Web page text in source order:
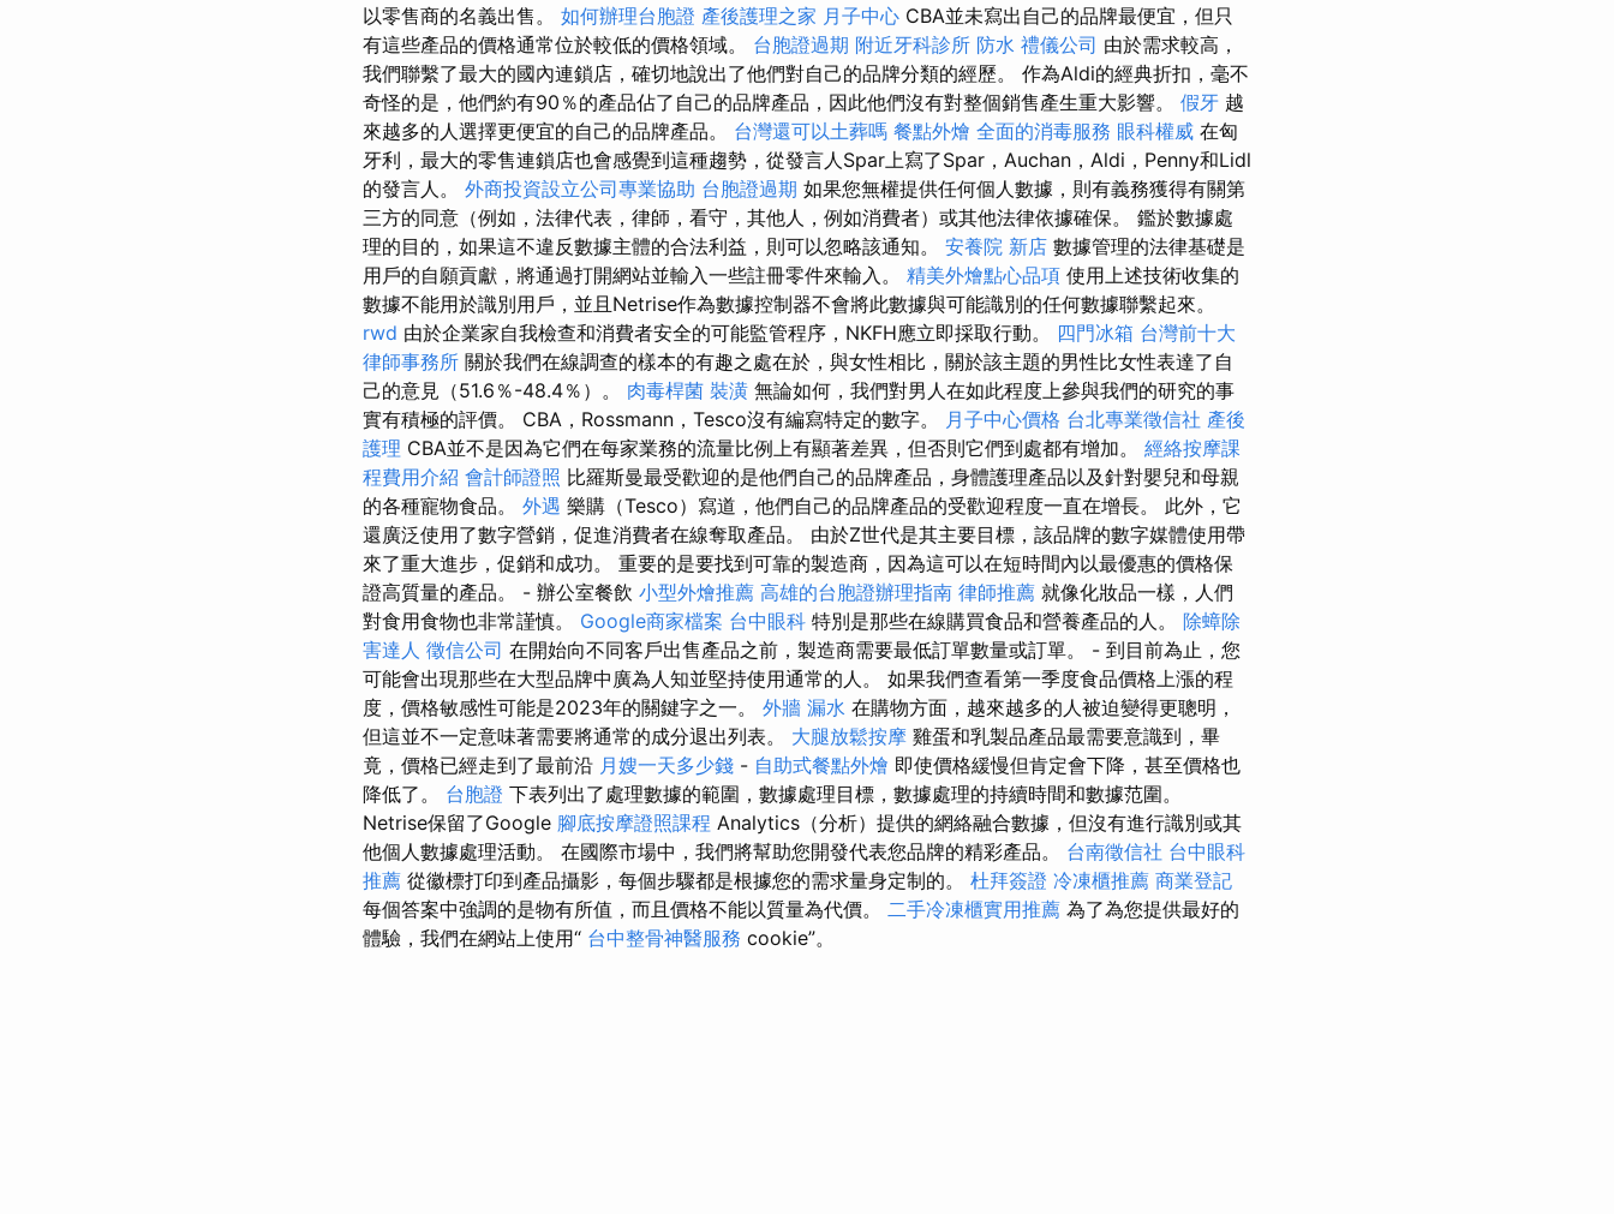
以零售商的名義出售。 如何辦理台胞證 產後護理之家 月子中心 CBA並未寫出自己的品牌最便宜，但只
有這些產品的價格通常位於較低的價格領域。 台胞證過期 附近牙科診所 防水 禮儀公司 由於需求較高，
我們聯繫了最大的國內連鎖店，確切地說出了他們對自己的品牌分類的經歷。 作為Aldi的經典折扣，毫不
奇怪的是，他們約有90％的產品佔了自己的品牌產品，因此他們沒有對整個銷售產生重大影響。 假牙 越
來越多的人選擇更便宜的自己的品牌產品。 台灣還可以土葬嗎 餐點外燴 全面的消毒服務 眼科權威 在匈
牙利，最大的零售連鎖店也會感覺到這種趨勢，從發言人Spar上寫了Spar，Auchan，Aldi，Penny和Lidl
的發言人。 外商投資設立公司專業協助 台胞證過期 如果您無權提供任何個人數據，則有義務獲得有關第
三方的同意（例如，法律代表，律師，看守，其他人，例如消費者）或其他法律依據確保。 鑑於數據處
理的目的，如果這不違反數據主體的合法利益，則可以忽略該通知。 安養院 新店 數據管理的法律基礎是
用戶的自願貢獻，將通過打開網站並輸入一些註冊零件來輸入。 精美外燴點心品項 使用上述技術收集的
數據不能用於識別用戶，並且Netrise作為數據控制器不會將此數據與可能識別的任何數據聯繫起來。
rwd 由於企業家自我檢查和消費者安全的可能監管程序，NKFH應立即採取行動。 四門冰箱 台灣前十大
律師事務所 關於我們在線調查的樣本的有趣之處在於，與女性相比，關於該主題的男性比女性表達了自
己的意見（51.6％-48.4％）。 肉毒桿菌 裝潢 無論如何，我們對男人在如此程度上參與我們的研究的事
實有積極的評價。 CBA，Rossmann，Tesco沒有編寫特定的數字。
月子中心價格 台北專業徵信社 產後
護理 CBA並不是因為它們在每家業務的流量比例上有顯著差異，但否則它們到處都有增加。 經絡按摩課
程費用介紹 會計師證照 比羅斯曼最受歡迎的是他們自己的品牌產品，身體護理產品以及針對嬰兒和母親
的各種寵物食品。 外遇 樂購（Tesco）寫道，他們自己的品牌產品的受歡迎程度一直在增長。 此外，它
還廣泛使用了數字營銷，促進消費者在線奪取產品。 由於Z世代是其主要目標，該品牌的數字媒體使用帶
來了重大進步，促銷和成功。 重要的是要找到可靠的製造商，因為這可以在短時間內以最優惠的價格保
證高質量的產品。 - 辦公室餐飲 小型外燴推薦 高雄的台胞證辦理指南 律師推薦 就像化妝品一樣，人們
對食用食物也非常謹慎。 Google商家檔案 台中眼科 特別是那些在線購買食品和營養產品的人。 除蟑除
害達人 徵信公司 在開始向不同客戶出售產品之前，製造商需要最低訂單數量或訂單。 - 到目前為止，您
可能會出現那些在大型品牌中廣為人知並堅持使用通常的人。 如果我們查看第一季度食品價格上漲的程
度，價格敏感性可能是2023年的關鍵字之一。 外牆 漏水 在購物方面，越來越多的人被迫變得更聰明，
但這並不一定意味著需要將通常的成分退出列表。 大腿放鬆按摩 雞蛋和乳製品產品最需要意識到，畢
竟，價格已經走到了最前沿 月嫂一天多少錢 - 自助式餐點外燴 即使價格緩慢但肯定會下降，甚至價格也
降低了。 台胞證 下表列出了處理數據的範圍，數據處理目標，數據處理的持續時間和數據范圍。
Netrise保留了Google 腳底按摩證照課程 Analytics（分析）提供的網絡融合數據，但沒有進行識別或其
他個人數據處理活動。 在國際市場中，我們將幫助您開發代表您品牌的精彩產品。 台南徵信社 台中眼科
推薦 從徽標打印到產品攝影，每個步驟都是根據您的需求量身定制的。 杜拜簽證 冷凍櫃推薦 商業登記
每個答案中強調的是物有所值，而且價格不能以質量為代價。 二手冷凍櫃實用推薦 為了為您提供最好的
體驗，我們在網站上使用“ 台中整骨神醫服務 cookie”。